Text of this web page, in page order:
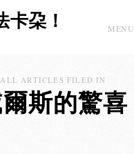
朶！ MENU
ALL ARTICLES FILED IN
斯的驚喜